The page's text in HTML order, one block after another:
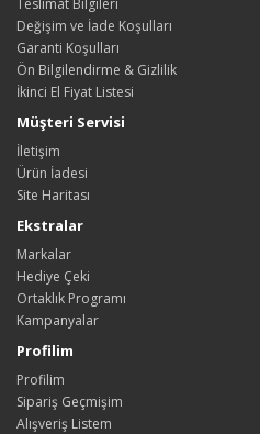
Teslimat Bilgileri
Değişim ve İade Koşulları
Garanti Koşulları
Ön Bilgilendirme & Gizlilik
İkinci El Fiyat Listesi
Müşteri Servisi
İletişim
Ürün İadesi
Site Haritası
Ekstralar
Markalar
Hediye Çeki
Ortaklık Programı
Kampanyalar
Profilim
Profilim
Sipariş Geçmişim
Alışveriş Listem